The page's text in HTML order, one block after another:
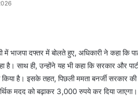
भाजपा दफ्तर में बोलते हुए, अधिकारी ने कहा कि
है। साथ ही, उन्होंने यह भी कहा कि सरकार और
है। इसके तहत, पिछली ममता बनर्जी सरकार की
मदद को बढ़ाकर 3,000 रुपये कर दिया जाएगा।